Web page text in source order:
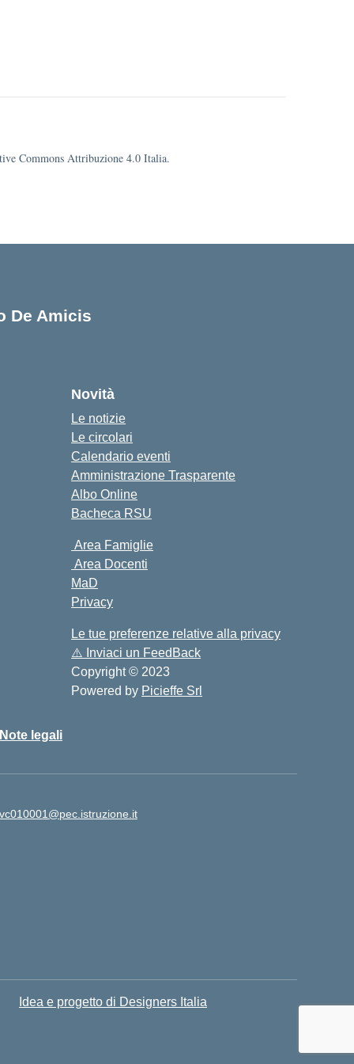
Commons Attribuzione 4.0 Italia.
De Amicis
Novità
Le notizie
Le circolari
Calendario eventi
Amministrazione Trasparente
Albo Online
Bacheca RSU
Area Famiglie
Area Docenti
MaD
Privacy
Le tue preferenze relative alla privacy
⚠️ Inviaci un FeedBack
Copyright © 2023
Powered by Picieffe Srl
Note legali
Idea e progetto di Designers Italia